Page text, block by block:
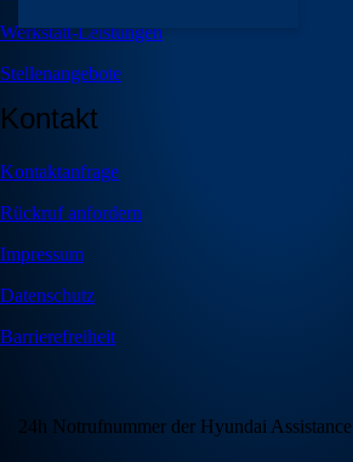
Werkstatt-Leistungen
Stellenangebote
Kontakt
Kontaktanfrage
Rückruf anfordern
Impressum
Datenschutz
Barrierefreiheit
24h Notrufnummer der Hyundai Assistance